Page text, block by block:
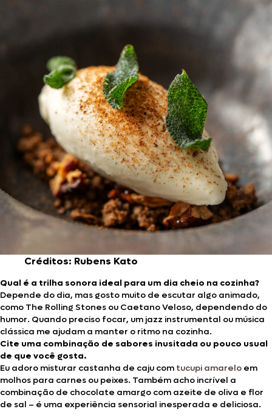
Créditos: Rubens Kato
Qual é a trilha sonora ideal para um dia cheio na cozinha?
Depende do dia, mas gosto muito de escutar algo animado,
como The Rolling Stones ou Caetano Veloso, dependendo do
humor. Quando preciso focar, um jazz instrumental ou música
clássica me ajudam a manter o ritmo na cozinha.
Cite uma combinação de sabores inusitada ou pouco usual
de que você gosta.
Eu adoro misturar castanha de caju com tucupi amarelo em
molhos para carnes ou peixes. Também acho incrível a
combinação de chocolate amargo com azeite de oliva e flor
de sal – é uma experiência sensorial inesperada e deliciosa.